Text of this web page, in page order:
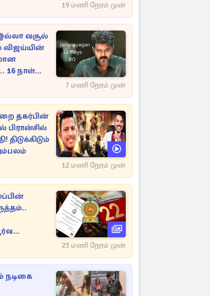
19 மணி நேரம் முன்
வசூல்
விஜய்யின்
16 நாள்
7 மணி நேரம் முன்
தகர்பின்
பிரான்சில்
திடுக்கிடும்
12 மணி நேரம் முன்
23 மணி நேரம் முன்
நடிகை